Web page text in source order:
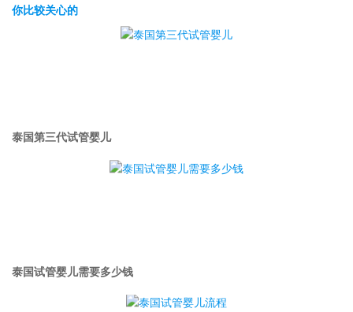
你比较关心的
泰国第三代试管婴儿
泰国试管婴儿需要多少钱